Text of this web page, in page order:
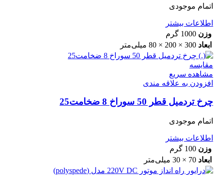
اتمام موجودی
اطلاعات بیشتر
وزن 1000 گرم
ابعاد 300 × 200 × 80 میلی‌متر
مقایسه
مشاهده سریع
افزودن به علاقه مندی
چرخ تردمیل قطر 50 سوراخ 8 ضخامت25
اتمام موجودی
اطلاعات بیشتر
وزن 100 گرم
ابعاد 70 × 30 میلی‌متر